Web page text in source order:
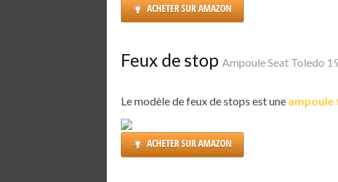
ACHETER SUR AMAZON
Feux de stop Ampoule Seat Toledo
Le modèle de feux de stops est une ampoule
ACHETER SUR AMAZON